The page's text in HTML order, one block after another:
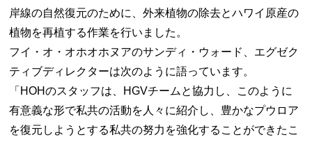
岸線の自然復元のために、外来植物の除去とハワイ原産の
植物を再植する作業を行いました。
フイ・オ・オホオホヌアのサンディ・ウォード、エグゼク
ティブディレクターは次のように語っています。
「HOHのスタッフは、HGVチームと協力し、このように
有意義な形で私共の活動を人々に紹介し、豊かなプウロア
を復元しようとする私共の努力を強化することができたこ